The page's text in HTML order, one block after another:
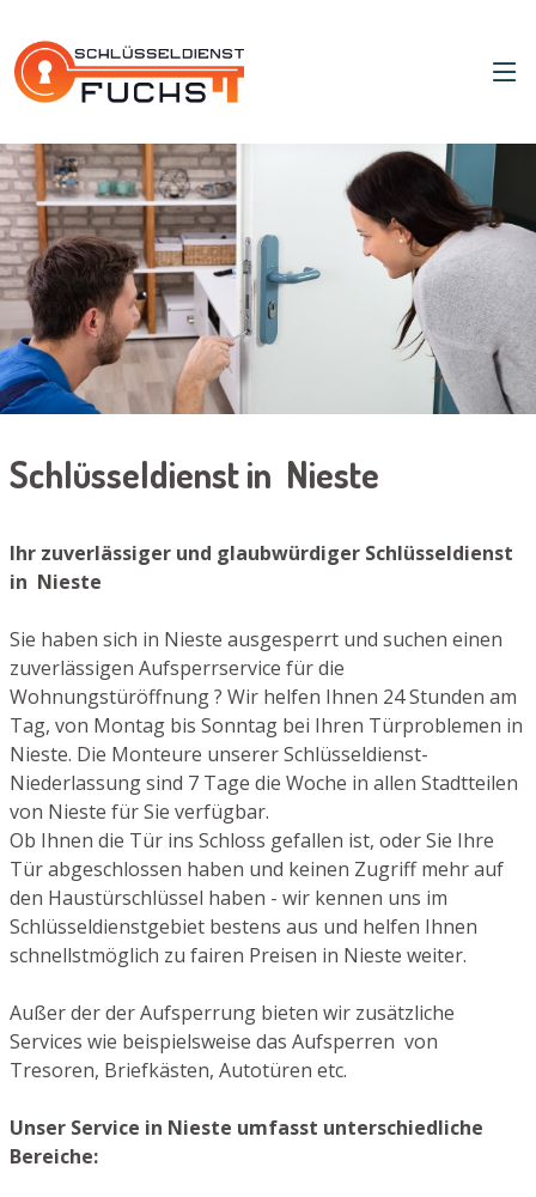
Schlüsseldienst in Nieste
Ihr zuverlässiger und glaubwürdiger Schlüsseldienst
in Nieste
Sie haben sich in Nieste ausgesperrt und suchen einen
zuverlässigen Aufsperrservice für die
Wohnungstüröffnung ? Wir helfen Ihnen 24 Stunden am
Tag, von Montag bis Sonntag bei Ihren Türproblemen in
Nieste. Die Monteure unserer Schlüsseldienst-
Niederlassung sind 7 Tage die Woche in allen Stadtteilen
von Nieste für Sie verfügbar.
Ob Ihnen die Tür ins Schloss gefallen ist, oder Sie Ihre
Tür abgeschlossen haben und keinen Zugriff mehr auf
den Haustürschlüssel haben - wir kennen uns im
Schlüsseldienstgebiet bestens aus und helfen Ihnen
schnellstmöglich zu fairen Preisen in Nieste weiter.
Außer der der Aufsperrung bieten wir zusätzliche
Services wie beispielsweise das Aufsperren von
Tresoren, Briefkästen, Autotüren etc.
Unser Service in Nieste umfasst unterschiedliche
Bereiche: